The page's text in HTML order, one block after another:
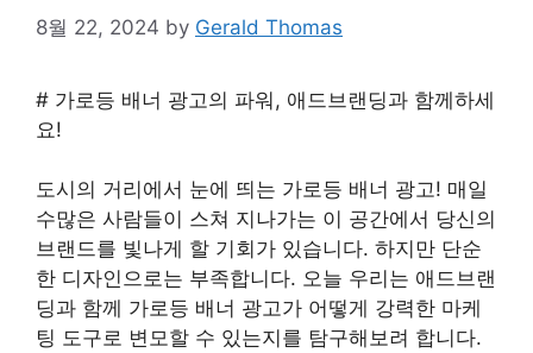
8월 22, 2024 by Gerald Thomas
# 가로등 배너 광고의 파워, 애드브랜딩과 함께하세
요!
도시의 거리에서 눈에 띄는 가로등 배너 광고! 매일
수많은 사람들이 스쳐 지나가는 이 공간에서 당신의
브랜드를 빛나게 할 기회가 있습니다. 하지만 단순
한 디자인으로는 부족합니다. 오늘 우리는 애드브랜
딩과 함께 가로등 배너 광고가 어떻게 강력한 마케
팅 도구로 변모할 수 있는지를 탐구해보려 합니다.